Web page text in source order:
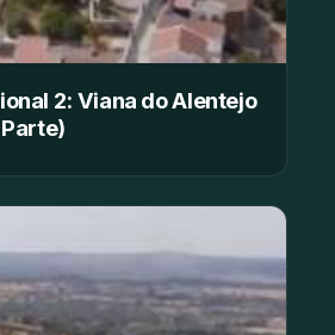
2: Viana do Alentejo
Parte)